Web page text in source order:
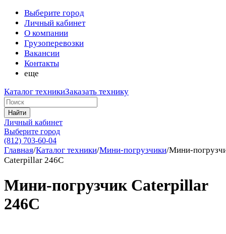
Выберите город
Личный кабинет
О компании
Грузоперевозки
Вакансии
Контакты
еще
Каталог техникиЗаказать технику
Найти
Личный кабинет
Выберите город
(812) 703-60-04
Главная/Каталог техники/Мини-погрузчики/Мини-
Caterpillar 246C
Мини-погрузчик Caterpillar
246C